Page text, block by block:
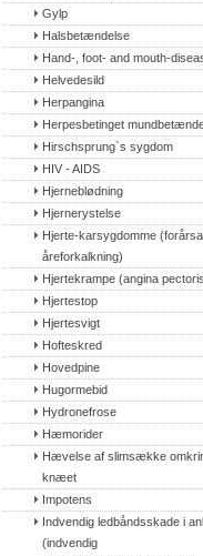
Gylp
Halsbetændelse
Hand-, foot- and mouth-
Helvedesild
Herpangina
Herpesbetinget
Hirschsprung`s sygdom
HIV - AIDS
Hjerneblødning
Hjernerystelse
Hjerte-karsygdomme
åreforkalkning)
Hjertekrampe (angina
Hjertestop
Hjertesvigt
Hofteskred
Hovedpine
Hugormebid
Hydronefrose
Hæmorider
Hævelse af slimsække
knæet
Impotens
Indvendig ledbåndsskade i
(indvendig